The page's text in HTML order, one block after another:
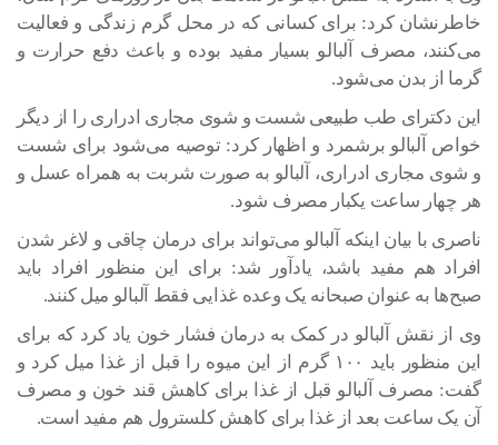
خاطرنشان کرد: برای کسانی که در محل گرم زندگی و فعالیت
می‌کنند، مصرف آلبالو بسیار مفید بوده و باعث دفع حرارت و
گرما از بدن می‌شود.
این دکترای طب طبیعی شست و شوی مجاری ادراری را از دیگر
خواص آلبالو برشمرد و اظهار کرد: توصیه می‌شود برای شست
و شوی مجاری ادراری، آلبالو به صورت شربت به همراه عسل و
هر چهار ساعت یکبار مصرف شود.
ناصری با بیان اینکه آلبالو می‌تواند برای درمان چاقی و لاغر شدن
افراد هم مفید باشد، یادآور شد: برای این منظور افراد باید
صبح‌ها به عنوان صبحانه یک وعده غذایی فقط آلبالو میل کنند.
وی از نقش آلبالو در کمک به درمان فشار خون یاد کرد که برای
این منظور باید ۱۰۰ گرم از این میوه را قبل از غذا میل کرد و
گفت: مصرف آلبالو قبل از غذا برای کاهش قند خون و مصرف
آن یک ساعت بعد از غذا برای کاهش کلسترول هم مفید است.